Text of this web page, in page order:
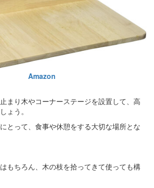
Amazon
まり木やコーナーステージを設置して、高
ょう。
とって、食事や休憩をする大切な場所とな
もちろん、木の枝を拾ってきて使っても構